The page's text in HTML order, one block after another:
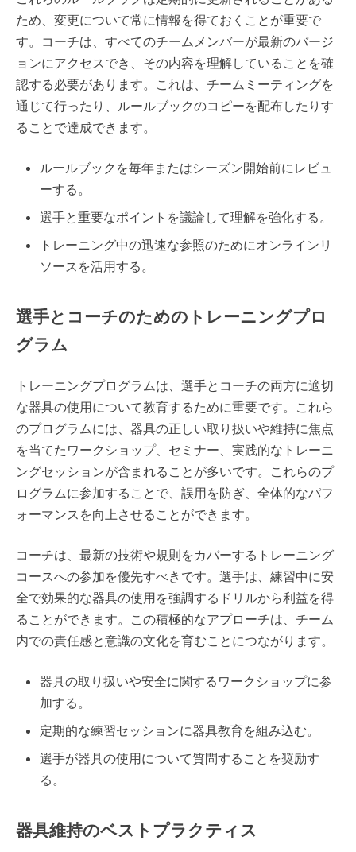
ため、変更について常に情報を得ておくことが重要で
す。コーチは、すべてのチームメンバーが最新のバージ
ョンにアクセスでき、その内容を理解していることを確
認する必要があります。これは、チームミーティングを
通じて行ったり、ルールブックのコピーを配布したりす
ることで達成できます。
ルールブックを毎年またはシーズン開始前にレビュ
ーする。
選手と重要なポイントを議論して理解を強化する。
トレーニング中の迅速な参照のためにオンラインリ
ソースを活用する。
選手とコーチのためのトレーニングプロ
グラム
トレーニングプログラムは、選手とコーチの両方に適切
な器具の使用について教育するために重要です。これら
のプログラムには、器具の正しい取り扱いや維持に焦点
を当てたワークショップ、セミナー、実践的なトレーニ
ングセッションが含まれることが多いです。これらのプ
ログラムに参加することで、誤用を防ぎ、全体的なパフ
ォーマンスを向上させることができます。
コーチは、最新の技術や規則をカバーするトレーニング
コースへの参加を優先すべきです。選手は、練習中に安
全で効果的な器具の使用を強調するドリルから利益を得
ることができます。この積極的なアプローチは、チーム
内での責任感と意識の文化を育むことにつながります。
器具の取り扱いや安全に関するワークショップに参
加する。
定期的な練習セッションに器具教育を組み込む。
選手が器具の使用について質問することを奨励す
る。
器具維持のベストプラクティス